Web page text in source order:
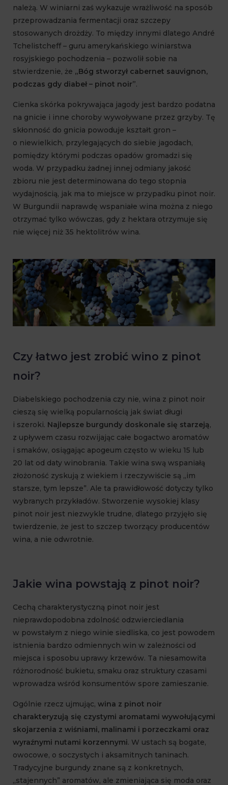
należą. W winiarni zaś wykazuje wrażliwość na sposób
przeprowadzania fermentacji oraz szczepy
stosowanych drożdży. To między innymi dlatego André
Tchelistcheff – guru amerykańskiego winiarstwa
rosyjskiego pochodzenia – pozwolił sobie na
stwierdzenie, że „Bóg stworzył cabernet sauvignon,
podczas gdy diabeł – pinot noir”.
Cienka skórka pokrywająca jagody jest bardzo podatna
na gnicie i inne choroby wywoływane przez grzyby. Tę
skłonność do gnicia powoduje kształt gron –
o niewielkich, przylegających do siebie jagodach,
pomiędzy którymi podczas opadów gromadzi się
woda. W przypadku żadnej innej odmiany jakość
zbioru nie jest determinowana do tego stopnia
wydajnością, jak ma to miejsce w przypadku pinot noir.
W Burgundii naprawdę wspaniałe wina można z niego
otrzymać tylko wówczas, gdy z hektara otrzymuje się
nie więcej niż 35 hektolitrów wina.
Czy łatwo jest zrobić wino z pinot
noir?
Diabelskiego pochodzenia czy nie, wina z pinot noir
cieszą się wielką popularnością jak świat długi
i szeroki. Najlepsze burgundy doskonale się starzeją,
z upływem czasu rozwijając całe bogactwo aromatów
i smaków, osiągając apogeum często w wieku 15 lub
20 lat od daty winobrania. Takie wina swą wspaniałą
złożoność zyskują z wiekiem i rzeczywiście są „im
starsze, tym lepsze”. Ale ta prawidłowość dotyczy tylko
wybranych przykładów. Stworzenie wysokiej klasy
pinot noir jest niezwykle trudne, dlatego przyjęło się
twierdzenie, że jest to szczep tworzący producentów
wina, a nie odwrotnie.
Jakie wina powstają z pinot noir?
Cechą charakterystyczną pinot noir jest
nieprawdopodobna zdolność odzwierciedlania
w powstałym z niego winie siedliska, co jest powodem
istnienia bardzo odmiennych win w zależności od
miejsca i sposobu uprawy krzewów. Ta niesamowita
różnorodność bukietu, smaku oraz struktury czasami
wprowadza wśród konsumentów spore zamieszanie.
Ogólnie rzecz ujmując, wina z pinot noir
charakteryzują się czystymi aromatami wywołującymi
skojarzenia z wiśniami, malinami i porzeczkami oraz
wyraźnymi nutami korzennymi. W ustach są bogate,
owocowe, o soczystych i aksamitnych taninach.
Tradycyjne burgundy znane są z konkretnych,
„stajennych” aromatów, ale zmieniająca się moda oraz